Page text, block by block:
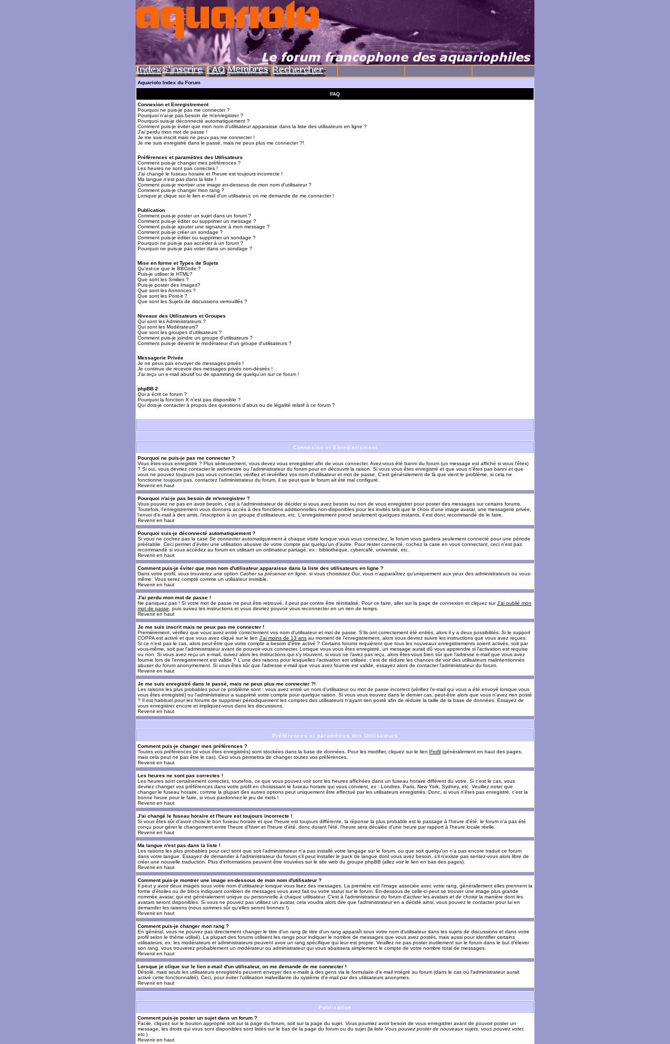
Aquariolo Index du Forum
FAQ
Connexion et Enregistrement
Pourquoi ne puis-je pas me connecter ?
Pourquoi n'ai-je pas besoin de m'enregistrer ?
Pourquoi suis-je déconnecté automatiquement ?
Comment puis-je éviter que mon nom d'utilisateur apparaisse dans la liste des utilisateurs en ligne ?
J'ai perdu mon mot de passe !
Je me suis inscrit mais ne peux pas me connecter !
Je me suis enregistré dans le passé, mais ne peux plus me connecter ?!
Préférences et paramètres des Utilisateurs
Comment puis-je changer mes préférences ?
Les heures ne sont pas correctes !
J'ai changé le fuseau horaire et l'heure est toujours incorrecte !
Ma langue n'est pas dans la liste !
Comment puis-je montrer une image en-dessous de mon nom d'utilisateur ?
Comment puis-je changer mon rang ?
Lorsque je clique sur le lien e-mail d'un utilisateur, on me demande de me connecter !
Publication
Comment puis-je poster un sujet dans un forum ?
Comment puis-je éditer ou supprimer un message ?
Comment puis-je ajouter une signature à mon message ?
Comment puis-je créer un sondage ?
Comment puis-je éditer ou supprimer un sondage ?
Pourquoi ne puis-je pas accéder à un forum ?
Pourquoi ne puis-je pas voter dans un sondage ?
Mise en forme et Types de Sujets
Qu'est-ce que le BBCode ?
Puis-je utiliser le HTML?
Que sont les Smilies ?
Puis-je poster des Images?
Que sont les Annonces ?
Que sont les Post-it ?
Que sont les Sujets de discussions verrouillés ?
Niveaux des Utilisateurs et Groupes
Qui sont les Administrateurs ?
Qui sont les Modérateurs?
Que sont les groupes d'utilisateurs ?
Comment puis-je joindre un groupe d'utilisateurs ?
Comment puis-je devenir le modérateur d'un groupe d'utilisateurs ?
Messagerie Privée
Je ne peux pas envoyer de messages privés !
Je continue de recevoir des messages privés non-désirés !
J'ai reçu un e-mail abusif ou de spamming de quelqu'un sur ce forum !
phpBB 2
Qui a écrit ce forum ?
Pourquoi la fonction X n'est pas disponible ?
Qui dois-je contacter à propos des questions d'abus ou de légalité relatif à ce forum ?
Connexion et Enregistrement
Pourquoi ne puis-je pas me connecter ?
Vous êtes-vous enregistré ? Plus sérieusement, vous devez vous enregistrer afin de vous connecter. Avez-vous été banni du forum (un message est affiché si vous l'êtes)
? Si oui, vous devriez contacter le webmestre ou l'administrateur du forum pour en découvrir la raison. Si vous vous êtes enregistré et que vous n'êtes pas banni et que
vous ne pouvez toujours pas vous connecter, vérifiez et revérifiez vos nom d'utilisateur et mot de passe. C'est généralement de là que vient le problème, si cela ne
fonctionne toujours pas, contactez l'administrateur du forum, il se peut que le forum ait été mal configuré.
Revenir en haut
Pourquoi n'ai-je pas besoin de m'enregistrer ?
Vous pouvez ne pas en avoir besoin, c'est à l'administrateur de décider si vous avez besoin ou non de vous enregistrer pour poster des messages sur certains forums.
Toutefois, l'enregistrement vous donnera accès à des fonctions additionnelles non-disponibles pour les invités tels que le choix d'une image avatar, une messagerie privée,
l'envoi d'e-mail à des amis, l'inscription à un groupe d'utilisateurs, etc. L'enregistrement prend seulement quelques instants, il est donc recommandé de le faire.
Revenir en haut
Pourquoi suis-je déconnecté automatiquement ?
Si vous ne cochez pas la case Se connecter automatiquement à chaque visite lorsque vous vous connectez, le forum vous gardera seulement connecté pour une période
préétablie. Ceci permet d'éviter une utilisation abusive de votre compte par quelqu'un d'autre. Pour rester connecté, cochez la case en vous connectant, ceci n'est pas
recommandé si vous accédez au forum en utilisant un ordinateur partagé, ex : bibliothèque, cybercafé, université, etc.
Revenir en haut
Comment puis-je éviter que mon nom d'utilisateur apparaisse dans la liste des utilisateurs en ligne ?
Dans votre profil, vous trouverez une option Cacher sa présence en ligne , si vous choisissez Oui, vous n'apparaîtrez qu'uniquement aux yeux des administrateurs ou vous-
même. Vous serez compté comme un utilisateur invisible.
Revenir en haut
J'ai perdu mon mot de passe !
Ne paniquez pas ! Si votre mot de passe ne peut être retrouvé, il peut par contre être réinitialisé. Pour ce faire, aller sur la page de connexion et cliquez surJ'ai oublié mon
mot de passe , puis suivez les instructions et vous devriez pouvoir vous reconnecter en un rien de temps.
Revenir en haut
Je me suis inscrit mais ne peux pas me connecter !
Premièrement, vérifiez que vous avez entré correctement vos nom d'utilisateur et mot de passe. S'ils ont correctement été entrés, alors il y a deux possibilités. Si le support
COPPA est activé et que vous avez cliqué sur le lien J'ai moins de 13 ans au moment de l'enregistrement, alors vous devrez suivre les instructions que vous avez reçues.
Si ce n'est pas le cas, alors peut-être que votre compte a besoin d'être activé ? Certains forums requièrent que tous les nouveaux enregistrements soient activés, soit par
vous-même, soit par l'administrateur avant de pouvoir vous connecter. Lorsque vous vous êtes enregistré, un message aurait dû vous apprendre si l'activation est requise
ou non. Si vous avez reçu un e-mail, suivez alors les instructions qui s'y trouvent, si vous ne l'avez pas reçu, alors êtes-vous bien sûr que l'adresse e-mail que vous avez
fournie lors de l'enregistrement est valide ? L'une des raisons pour lesquelles l'activation est utilisée, c'est de réduire les chances de voir des utilisateurs malintentionnés
abuser du forum anonymement. Si vous êtes sûr que l'adresse e-mail que vous avez fournie est valide, essayez alors de contacter l'administrateur du forum.
Revenir en haut
Je me suis enregistré dans le passé, mais ne peux plus me connecter ?!
Les raisons les plus probables pour ce problème sont : vous avez entré un nom d'utilisateur ou mot de passe incorrect (vérifiez l'e-mail qui vous a été envoyé lorsque vous
vous êtes enregistré) ou l'administrateur a supprimé votre compte pour quelque raison. Si vous vous trouvez dans le dernier cas, peut-être alors que vous n'avez rien posté
? Il est habituel pour les forums de supprimer périodiquement les comptes des utilisateurs n'ayant rien posté afin de réduire la taille de la base de données. Essayez de
vous enregistrer encore et impliquez-vous dans les discussions.
Revenir en haut
Préférences et paramètres des Utilisateurs
Comment puis-je changer mes préférences ?
Toutes vos préférences (si vous êtes enregistrés) sont stockées dans la base de données. Pour les modifier, cliquez sur le lien Profil (généralement en haut des pages,
mais cela peut ne pas être le cas). Ceci vous permettra de changer toutes vos préférences.
Revenir en haut
Les heures ne sont pas correctes !
Les heures sont certainement correctes, toutefois, ce que vous pouvez voir sont les heures affichées dans un fuseau horaire différent du votre. Si c'est le cas, vous
devriez changer vos préférences dans votre profil en choisissant le fuseau horaire qui vous convient, ex : Londres, Paris, New York, Sydney, etc. Veuillez noter que
changer le fuseau horaire, comme la plupart des autres options peut uniquement être effectué par les utilisateurs enregistrés. Donc, si vous n'êtes pas enregistré, c'est la
bonne heure pour le faire, si vous pardonnez le jeu de mots !
Revenir en haut
J'ai changé le fuseau horaire et l'heure est toujours incorrecte !
Si vous êtes sûr d'avoir choisi le bon fuseau horaire et que l'heure est toujours différente, la réponse la plus probable est le passage à l'heure d'été. le forum n'a pas été
conçu pour gérer le changement entre l'heure d'hiver et l'heure d'été, donc durant l'été, l'heure sera décalée d'une heure par rapport à l'heure locale réelle.
Revenir en haut
Ma langue n'est pas dans la liste !
Les raisons les plus probables pour ceci sont que soit l'administrateur n'a pas installé votre langage sur le forum, ou que soit quelqu'un n'a pas encore traduit ce forum
dans votre langue. Essayez de demander à l'administrateur du forum s'il peut installer le pack de langue dont vous avez besoin, s'il n'existe pas sentez-vous alors libre de
créer une nouvelle traduction. Plus d'informations peuvent être trouvées sur le site web du groupe phpBB (allez voir le lien en bas des pages).
Revenir en haut
Comment puis-je montrer une image en-dessous de mon nom d'utilisateur ?
Il peut y avoir deux images sous votre nom d'utilisateur lorsque vous lisez des messages. La première est l'image associée avec votre rang, générallement elles prennent la
forme d'étoiles ou de blocs indiquant combien de messages vous avez fait ou votre statut sur le forum. En-dessous de celle-ci peut se trouver une image plus grande
nommée avatar, qui est généralement unique ou personnelle à chaque utilisateur. C'est à l'administrateur du forum d'activer les avatars et de choisir la manière dont les
avatars seront disponibles. Si vous ne pouvez pas utilisez un avatar, cela voudra alors dire que l'administrateur en a décidé ainsi, vous pouvez le contacter pour lui en
demander les raisons (nous sommes sûr qu'elles seront bonnes !).
Revenir en haut
Comment puis-je changer mon rang ?
En général, vous ne pouvez pas directement changer le titre d'un rang (le titre d'un rang apparaît sous votre nom d'utilisateur dans les sujets de discussions et dans votre
profil selon le thème utilisé). La plupart des forums utilisent les rangs pour indiquer le nombre de messages que vous avez postés, mais aussi pour identifier certains
utilisateurs, ex: les modérateurs et administrateurs peuvent avoir un rang spécifique qui leur est propre. Veuillez ne pas poster inutilement sur le forum dans le but d'élever
son rang, vous trouverez probablement un modérateur ou administrateur qui vous abaissera simplement le compte de votre nombre total de messages.
Revenir en haut
Lorsque je clique sur le lien e-mail d'un utilisateur, on me demande de me connecter !
Désolé, mais seuls les utilisateurs enregistrés peuvent envoyer des e-mails à des gens via le formulaire d'e-mail intégré au forum (dans le cas où l'administrateur aurait
activé cette fonctionnalité). Ceci, pour éviter l'utilisation malveillante du système d'e-mail par des utilisateurs anonymes.
Revenir en haut
Publication
Comment puis-je poster un sujet dans un forum ?
Facile, cliquez sur le bouton approprié soit sur la page du forum, soit sur la page du sujet. Vous pourriez avoir besoin de vous enregistrer avant de pouvoir poster un
message, les droits qui vous sont disponibles sont listés sur le bas de la page du forum ou du sujet (la liste Vous pouvez poster de nouveaux sujets, vous pouvez voter,
etc. )
Revenir en haut